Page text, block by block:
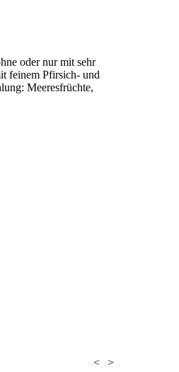
oder nur mit sehr
feinem Pfirsich- und
Meeresfrüchte,
>
<